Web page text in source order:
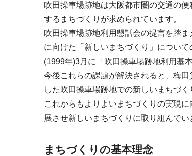
吹田操車場跡地は大阪都市圏の交通の
するまちづくりが求められています。
吹田操車場跡地利用懇話会の提言を踏
に向けた「新しいまちづくり」につい
(1999年)3月に「吹田操車場跡地利用基
今後これらの課題が解決されると、梅
した吹田操車場跡地での新しいまちづ
これからもよりよいまちづくりの実現
展させ新しいまちづくりに取り組んでい
まちづくりの基本理念